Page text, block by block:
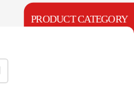
PRODUCT CATEGORY